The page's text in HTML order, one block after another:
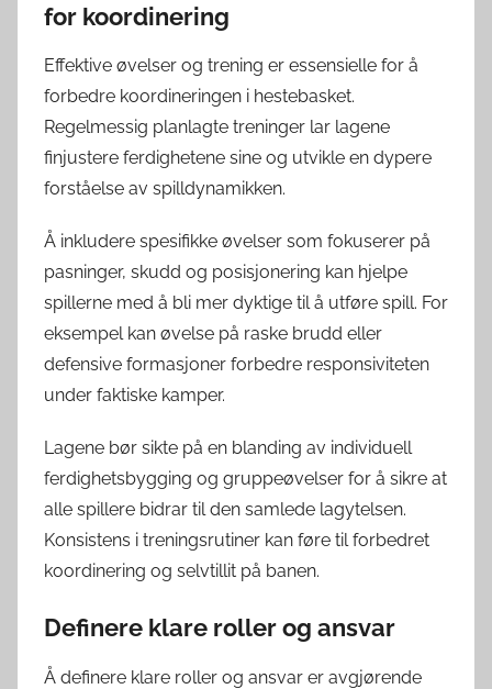
for koordinering
Effektive øvelser og trening er essensielle for å
forbedre koordineringen i hestebasket.
Regelmessig planlagte treninger lar lagene
finjustere ferdighetene sine og utvikle en dypere
forståelse av spilldynamikken.
Å inkludere spesifikke øvelser som fokuserer på
pasninger, skudd og posisjonering kan hjelpe
spillerne med å bli mer dyktige til å utføre spill. For
eksempel kan øvelse på raske brudd eller
defensive formasjoner forbedre responsiviteten
under faktiske kamper.
Lagene bør sikte på en blanding av individuell
ferdighetsbygging og gruppeøvelser for å sikre at
alle spillere bidrar til den samlede lagytelsen.
Konsistens i treningsrutiner kan føre til forbedret
koordinering og selvtillit på banen.
Definere klare roller og ansvar
Å definere klare roller og ansvar er avgjørende